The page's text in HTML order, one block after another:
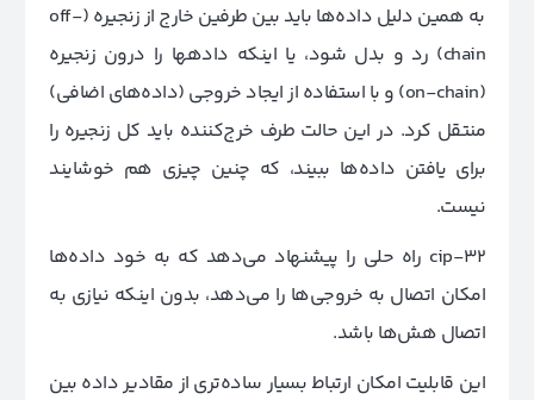
به همین دلیل داده‌ها باید بین طرفین خارج از زنجیره (off-
chain) رد و بدل شود، یا اینکه داده‎ها را درون زنجیره
(on-chain) و با استفاده از ایجاد خروجی (داده‌های اضافی)
منتقل کرد. در این حالت طرف خرج‌کننده باید کل زنجیره را
برای یافتن داده‌ها ببیند، که چنین چیزی هم خوشایند
نیست.
cip-32 راه حلی را پیشنهاد می‌دهد که به خود داده‌ها
امکان اتصال به خروجی‌ها را می‌دهد، بدون اینکه نیازی به
اتصال هش‌ها باشد.
این قابلیت امکان ارتباط بسیار ساده‌تری از مقادیر داده بین